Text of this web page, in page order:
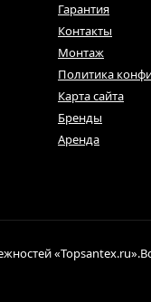
Гарантия
Контакты
Монтаж
Политика
Карта сайта
Бренды
Аренда